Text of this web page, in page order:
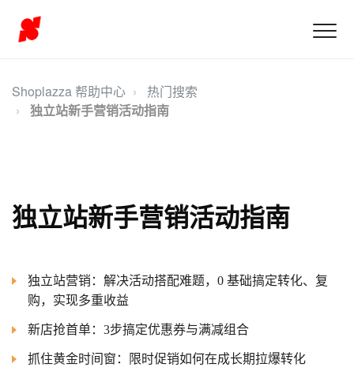
Shoplazza 帮助中心
热门搜索
独立站新手营销活动指南
独立站新手营销活动指南
独立站营销：解决活动搭配难题，0 基础搞定转化、复
购，实现多重收益
新店抢首单：3步搞定优惠券与满减组合
抓住黄金时间窗：限时促销如何在成长期拉爆转化